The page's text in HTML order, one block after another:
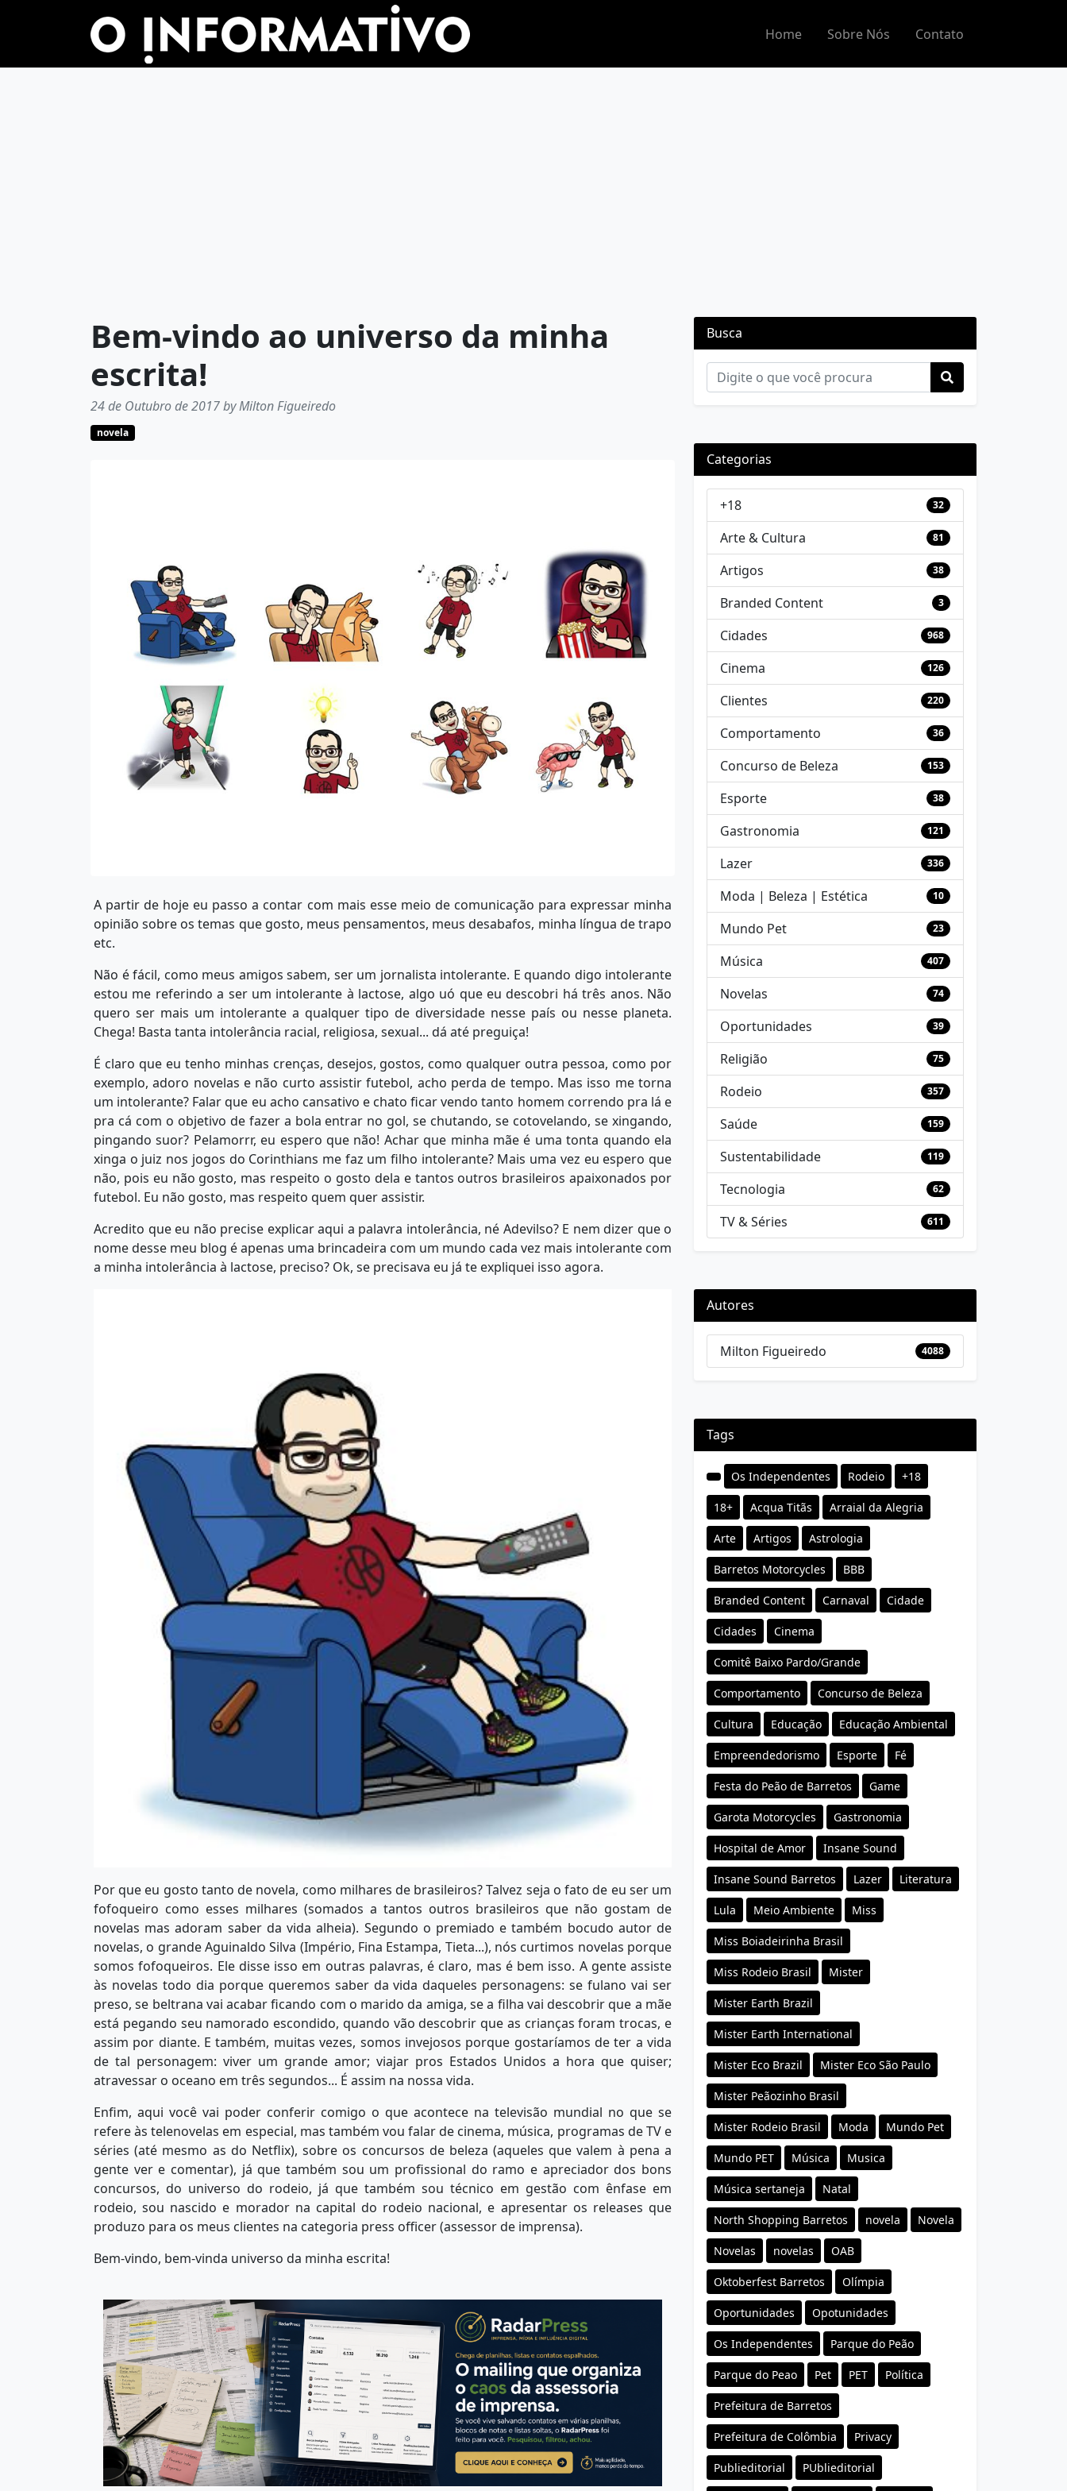
Home Sobre Nós Contato
Bem-vindo ao universo da minha
escrita!
24 de Outubro de 2017 by Milton Figueiredo
novela
A partir de hoje eu passo a contar com mais esse meio de comunicação para expressar minha
opinião sobre os temas que gosto, meus pensamentos, meus desabafos, minha língua de trapo
etc.
Não é fácil, como meus amigos sabem, ser um jornalista intolerante. E quando digo intolerante
estou me referindo a ser um intolerante à lactose, algo uó que eu descobri há três anos. Não
quero ser mais um intolerante a qualquer tipo de diversidade nesse país ou nesse planeta.
Chega! Basta tanta intolerância racial, religiosa, sexual... dá até preguiça!
É claro que eu tenho minhas crenças, desejos, gostos, como qualquer outra pessoa, como por
exemplo, adoro novelas e não curto assistir futebol, acho perda de tempo. Mas isso me torna
um intolerante? Falar que eu acho cansativo e chato ficar vendo tanto homem correndo pra lá e
pra cá com o objetivo de fazer a bola entrar no gol, se chutando, se cotovelando, se xingando,
pingando suor? Pelamorrr, eu espero que não! Achar que minha mãe é uma tonta quando ela
xinga o juiz nos jogos do Corinthians me faz um filho intolerante? Mais uma vez eu espero que
não, pois eu não gosto, mas respeito o gosto dela e tantos outros brasileiros apaixonados por
futebol. Eu não gosto, mas respeito quem quer assistir.
Acredito que eu não precise explicar aqui a palavra intolerância, né Adevilso? E nem dizer que o
nome desse meu blog é apenas uma brincadeira com um mundo cada vez mais intolerante com
a minha intolerância à lactose, preciso? Ok, se precisava eu já te expliquei isso agora.
Por que eu gosto tanto de novela, como milhares de brasileiros? Talvez seja o fato de eu ser um
fofoqueiro como esses milhares (somados a tantos outros brasileiros que não gostam de
novelas mas adoram saber da vida alheia). Segundo o premiado e também bocudo autor de
novelas, o grande Aguinaldo Silva (Império, Fina Estampa, Tieta...), nós curtimos novelas porque
somos fofoqueiros. Ele disse isso em outras palavras, é claro, mas é bem isso. A gente assiste
às novelas todo dia porque queremos saber da vida daqueles personagens: se fulano vai ser
preso, se beltrana vai acabar ficando com o marido da amiga, se a filha vai descobrir que a mãe
está pegando seu namorado escondido, quando vão descobrir que as crianças foram trocas, e
assim por diante. E também, muitas vezes, somos invejosos porque gostaríamos de ter a vida
de tal personagem: viver um grande amor; viajar pros Estados Unidos a hora que quiser;
atravessar o oceano em três segundos... É assim na nossa vida.
Enfim, aqui você vai poder conferir comigo o que acontece na televisão mundial no que se
refere às telenovelas em especial, mas também vou falar de cinema, música, programas de TV e
séries (até mesmo as do Netflix), sobre os concursos de beleza (aqueles que valem à pena a
gente ver e comentar), já que também sou um profissional do ramo e apreciador dos bons
concursos, do universo do rodeio, já que também sou técnico em gestão com ênfase em
rodeio, sou nascido e morador na capital do rodeio nacional, e apresentar os releases que
produzo para os meus clientes na categoria press officer (assessor de imprensa).
Bem-vindo, bem-vinda universo da minha escrita!
Busca
Categorias
+18 32
Arte & Cultura 81
Artigos 38
Branded Content 3
Cidades 968
Cinema 126
Clientes 220
Comportamento 36
Concurso de Beleza 153
Esporte 38
Gastronomia 121
Lazer 336
Moda | Beleza | Estética 10
Mundo Pet 23
Música 407
Novelas 74
Oportunidades 39
Religião 75
Rodeio 357
Saúde 159
Sustentabilidade 119
Tecnologia 62
TV & Séries 611
Autores
Milton Figueiredo 4088
Tags
Os Independentes Rodeio +18
18+ Acqua Titãs Arraial da Alegria
Arte Artigos Astrologia
Barretos Motorcycles BBB
Branded Content Carnaval Cidade
Cidades Cinema
Comitê Baixo Pardo/Grande
Comportamento Concurso de Beleza
Cultura Educação Educação Ambiental
Empreendedorismo Esporte Fé
Festa do Peão de Barretos Game
Garota Motorcycles Gastronomia
Hospital de Amor Insane Sound
Insane Sound Barretos Lazer Literatura
Lula Meio Ambiente Miss
Miss Boiadeirinha Brasil
Miss Rodeio Brasil Mister
Mister Earth Brazil
Mister Earth International
Mister Eco Brazil Mister Eco São Paulo
Mister Peãozinho Brasil
Mister Rodeio Brasil Moda Mundo Pet
Mundo PET Música Musica
Música sertaneja Natal
North Shopping Barretos novela Novela
Novelas novelas OAB
Oktoberfest Barretos Olímpia
Oportunidades Opotunidades
Os Independentes Parque do Peão
Parque do Peao Pet PET Política
Prefeitura de Barretos
Prefeitura de Colômbia Privacy
Publieditorial PUblieditorial